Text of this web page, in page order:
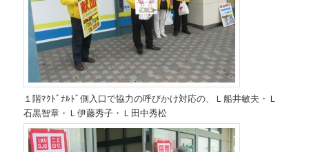
１階ﾏｸﾄﾞﾅﾙﾄﾞ側入口で協力の呼びかけ対応の、Ｌ船井敏夫・Ｌ
石黒智章・Ｌ伊藤秀子・Ｌ田中秀松